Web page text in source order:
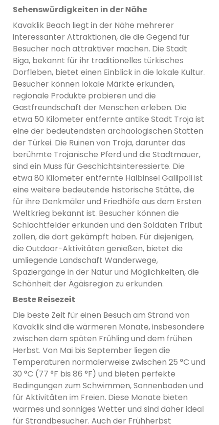
Sehenswürdigkeiten in der Nähe
Kavaklik Beach liegt in der Nähe mehrerer
interessanter Attraktionen, die die Gegend für
Besucher noch attraktiver machen. Die Stadt
Biga, bekannt für ihr traditionelles türkisches
Dorfleben, bietet einen Einblick in die lokale Kultur.
Besucher können lokale Märkte erkunden,
regionale Produkte probieren und die
Gastfreundschaft der Menschen erleben. Die
etwa 50 Kilometer entfernte antike Stadt Troja ist
eine der bedeutendsten archäologischen Stätten
der Türkei. Die Ruinen von Troja, darunter das
berühmte Trojanische Pferd und die Stadtmauer,
sind ein Muss für Geschichtsinteressierte. Die
etwa 80 Kilometer entfernte Halbinsel Gallipoli ist
eine weitere bedeutende historische Stätte, die
für ihre Denkmäler und Friedhöfe aus dem Ersten
Weltkrieg bekannt ist. Besucher können die
Schlachtfelder erkunden und den Soldaten Tribut
zollen, die dort gekämpft haben. Für diejenigen,
die Outdoor-Aktivitäten genießen, bietet die
umliegende Landschaft Wanderwege,
Spaziergänge in der Natur und Möglichkeiten, die
Schönheit der Ägäisregion zu erkunden.
Beste Reisezeit
Die beste Zeit für einen Besuch am Strand von
Kavaklik sind die wärmeren Monate, insbesondere
zwischen dem späten Frühling und dem frühen
Herbst. Von Mai bis September liegen die
Temperaturen normalerweise zwischen 25 °C und
30 °C (77 °F bis 86 °F) und bieten perfekte
Bedingungen zum Schwimmen, Sonnenbaden und
für Aktivitäten im Freien. Diese Monate bieten
warmes und sonniges Wetter und sind daher ideal
für Strandbesucher. Auch der Frühherbst